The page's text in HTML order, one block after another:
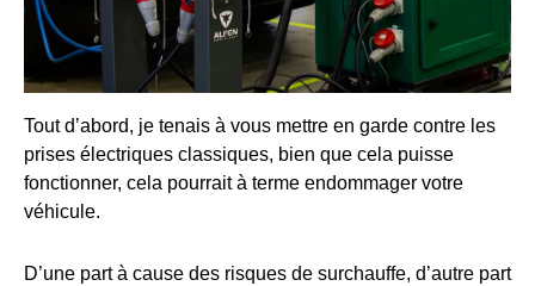
Tout d’abord, je tenais à vous mettre en garde contre les
prises électriques classiques, bien que cela puisse
fonctionner, cela pourrait à terme endommager votre
véhicule.
D’une part à cause des risques de surchauffe, d’autre part